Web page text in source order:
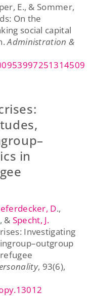
E., & Sommer,
On the
social capital
Administration &
in
D.,
, & Specht, J.
Investigating
, 93(6),